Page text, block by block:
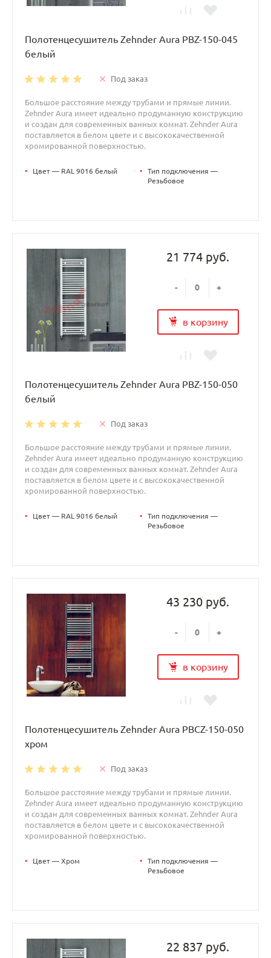
Полотенцесушитель Zehnder Aura PBZ-150-045
белый
Под заказ
Большое расстояние между трубами и прямые линии.
Zehnder Aura имеет идеально продуманную конструкцию
и создан для современных ванных комнат. Zehnder Aura
поставляется в белом цвете и с высококачественной
хромированной поверхностью.
• Цвет — RAL 9016 белый •
Тип подключения —
Резьбовое
21 774 руб.
- +
в корзину
Полотенцесушитель Zehnder Aura PBZ-150-050
белый
Под заказ
Большое расстояние между трубами и прямые линии.
Zehnder Aura имеет идеально продуманную конструкцию
и создан для современных ванных комнат. Zehnder Aura
поставляется в белом цвете и с высококачественной
хромированной поверхностью.
• Цвет — RAL 9016 белый •
Тип подключения —
Резьбовое
43 230 руб.
- +
в корзину
Полотенцесушитель Zehnder Aura PBCZ-150-050
хром
Под заказ
Большое расстояние между трубами и прямые линии.
Zehnder Aura имеет идеально продуманную конструкцию
и создан для современных ванных комнат. Zehnder Aura
поставляется в белом цвете и с высококачественной
хромированной поверхностью.
• Цвет — Хром •
Тип подключения —
Резьбовое
22 837 руб.